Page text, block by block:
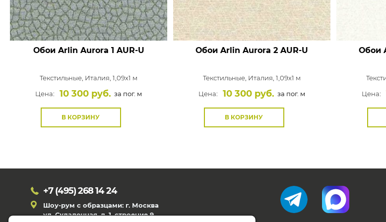
Обои Arlin Aurora 1 AUR-U
Текстильные, Италия, 1,09x1 м
Цена:
10 300 руб. за пог. м
В КОРЗИНУ
Обои Arlin Aurora 2 AUR-U
Текстильные, Италия, 1,09x1 м
Цена:
10 300 руб. за пог. м
В КОРЗИНУ
Обои
Цена:
+7 (495)268 14 24
Шоу-рум с образцами: г. Москва
ул. Складочная, д. 1, строение 9